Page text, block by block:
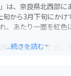
は、奈良県北西部に
から3月下旬にかけ
、あたり一面を紅色
梅渓香を楽しむ会」
...続きを読む